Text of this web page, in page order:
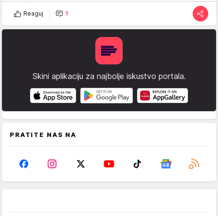
Reaguj 1
Skini aplikaciju za najbolje iskustvo portala.
PRATITE NAS NA